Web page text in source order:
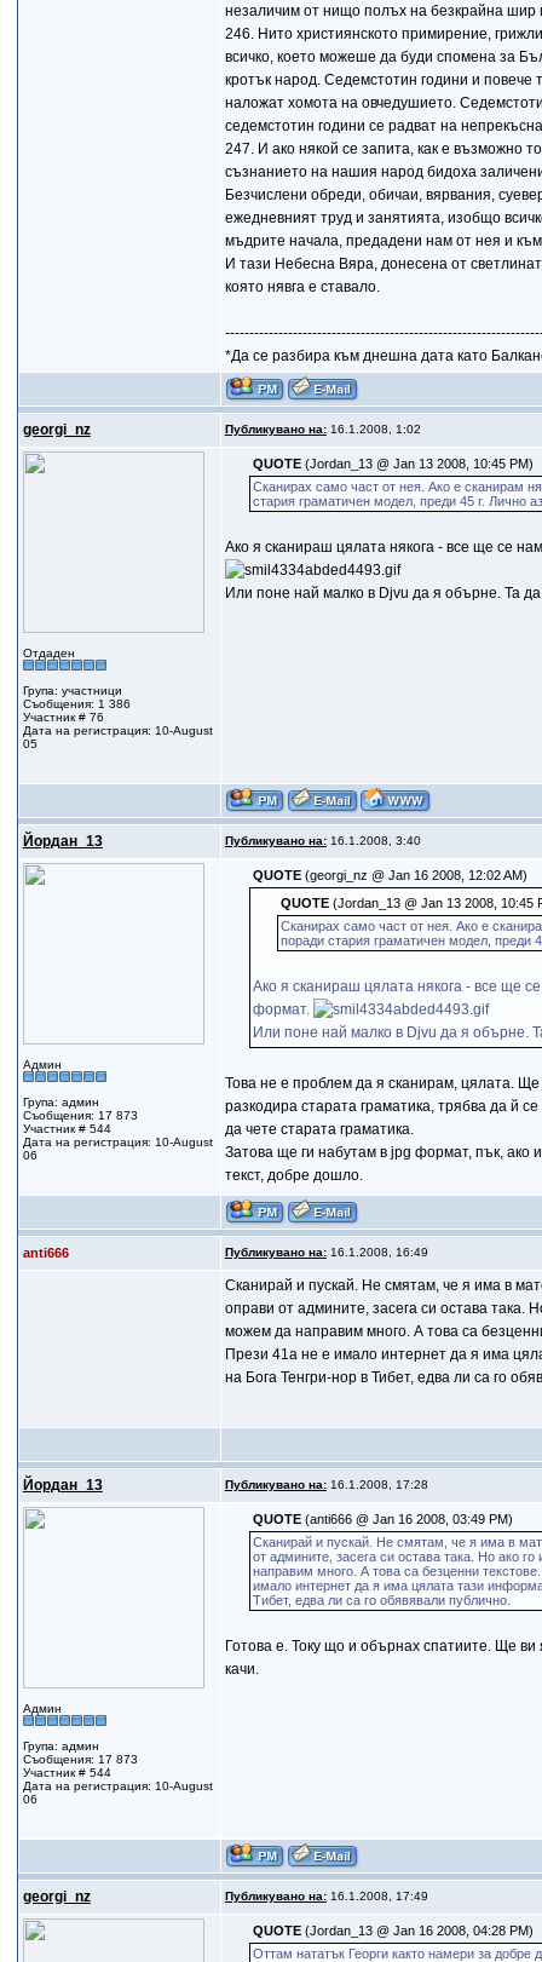
незаличим от нищо полъх на безкрайна шир
246. Нито християнското примирение,
всичко, което можеше да буди спомена за
кротък народ. Седемстотин години и повече
наложат хомота на овчедушието.
седемстотин години се радват на
247. И ако някой се запита, как е възможно
съзнанието на нашия народ бидоха
Безчислени обреди, обичаи, вярвания,
ежедневният труд и занятията, изобщо
мъдрите начала, предадени нам от нея и
И тази Небесна Вяра, донесена от
която нявга е ставало.
*Да се разбира към днешна дата като
gеorgi_nz Публикувано на:16.1.2008, 1:02
Отдаден
Група: участници
Съобщения: 1 386
Участник # 76
Дата на регистрация: 10-August
05
QUOTE (Jordan_13 @ Jan 13 2008, 10:45 PM)
Сканирах само част от нея. Ако е сканирам
стария граматичен модел, преди 45 г. Лично
Ако я сканираш цялата някога - все ще се
Или поне най малко в Djvu да я обърне. Та
Йордан_13 Публикувано на:16.1.2008, 3:40
Админ
Група: админ
Съобщения: 17 873
Участник # 544
Дата на регистрация: 10-August
06
QUOTE (georgi_nz @ Jan 16 2008, 12:02 AM)
QUOTE(Jordan_13 @ Jan 13 2008, 10:45
Сканирах само част от нея. Ако е
поради стария граматичен модел, преди
Ако я сканираш цялата някога - все ще
формат.
Или поне най малко в Djvu да я обърне.
Това не е проблем да я сканирам, цялата.
разкодира старата граматика, трябва да й
да чете старата граматика.
Затова ще ги набутам в jpg формат, пък, ако
текст, добре дошло.
anti666 Публикувано на:16.1.2008, 16:49
Сканирай и пускай. Не смятам, че я има в
оправи от админите, засега си остава
можем да направим много. А това са
Прези 41а не е имало интернет да я има
на Бога Тенгри-нор в Тибет, едва ли са го
Йордан_13 Публикувано на:16.1.2008, 17:28
Админ
Група: админ
Съобщения: 17 873
Участник # 544
Дата на регистрация: 10-August
06
QUOTE (anti666 @ Jan 16 2008, 03:49 PM)
Сканирай и пускай. Не смятам, че я има в
от админите, засега си остава така. Но ако
направим много. А това са безценни
имало интернет да я има цялата тази
Тибет, едва ли са го обявявали публично.
Готова е. Току що и обърнах спатиите. Ще
качи.
gеorgi_nz Публикувано на:16.1.2008, 17:49
QUOTE (Jordan_13 @ Jan 16 2008, 04:28 PM)
Оттам нататък Георги както намери за добре